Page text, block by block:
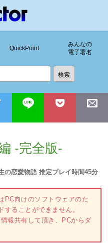
QuickPoint
みんなの
電子署名
-完全版-
の恋愛物語 推定プレイ時間45分
PC向けのソフトウェアのた
ることができません。
報共有して頂き、PCからダ